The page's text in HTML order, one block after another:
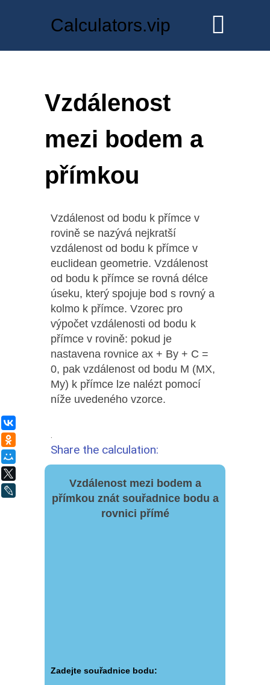
Calculators.vip
Vzdálenost
mezi bodem a
přímkou
Vzdálenost od bodu k přímce v
rovině se nazývá nejkratší
vzdálenost od bodu k přímce v
euclidean geometrie. Vzdálenost
od bodu k přímce se rovná délce
úseku, který spojuje bod s rovný a
kolmo k přímce. Vzorec pro
výpočet vzdálenosti od bodu k
přímce v rovině: pokud je
nastavena rovnice ax + By + C =
0, pak vzdálenost od bodu M (MX,
My) k přímce lze nalézt pomocí
níže uvedeného vzorce.
Share the calculation:
Vzdálenost mezi bodem a
přímkou znát souřadnice bodu a
rovnici přímé
Zadejte souřadnice bodu:
Одноклассники
Мой Мир